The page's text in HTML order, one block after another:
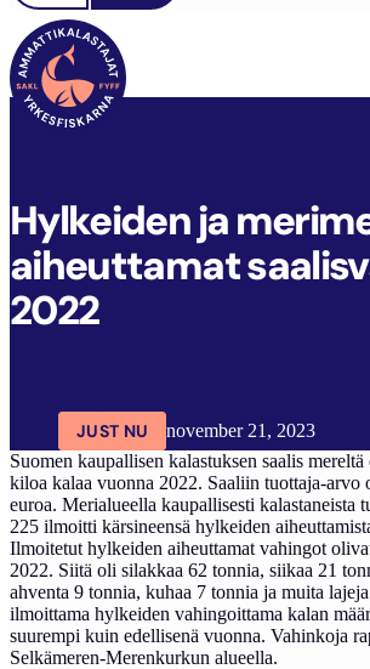
FYFF
Hylkeiden ja
aiheuttamat
2022
JUST NU
november 21, 2023
Suomen kaupallisen kalastuksen saalis
kiloa kalaa vuonna 2022. Saaliin tuottaja-arvo
euroa. Merialueella kaupallisesti kalastaneista
225 ilmoitti kärsineensä hylkeiden
Ilmoitetut hylkeiden aiheuttamat vahingot
2022. Siitä oli silakkaa 62 tonnia, siikaa 21
ahventa 9 tonnia, kuhaa 7 tonnia ja muita
ilmoittama hylkeiden vahingoittama kalan
suurempi kuin edellisenä vuonna. Vahinkoja
Selkämeren-Merenkurkun alueella.